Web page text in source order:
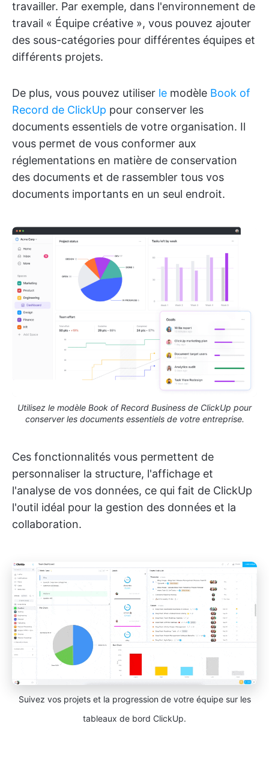
travailler. Par exemple, dans l'environnement de
travail « Équipe créative », vous pouvez ajouter
des sous-catégories pour différentes équipes et
différents projets.
De plus, vous pouvez utiliser le modèle Book of
Record de ClickUp pour conserver les
documents essentiels de votre organisation. Il
vous permet de vous conformer aux
réglementations en matière de conservation
des documents et de rassembler tous vos
documents importants en un seul endroit.
Utilisez le modèle Book of Record Business de ClickUp pour
conserver les documents essentiels de votre entreprise.
Ces fonctionnalités vous permettent de
personnaliser la structure, l'affichage et
l'analyse de vos données, ce qui fait de ClickUp
l'outil idéal pour la gestion des données et la
collaboration.
Suivez vos projets et la progression de votre équipe sur les
tableaux de bord ClickUp.